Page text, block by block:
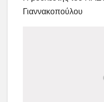
Γιαννακοπούλου